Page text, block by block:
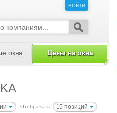
Отображать: 15 позиций
ВОЙТИ
окна Цены на окна
ВОЙТИ